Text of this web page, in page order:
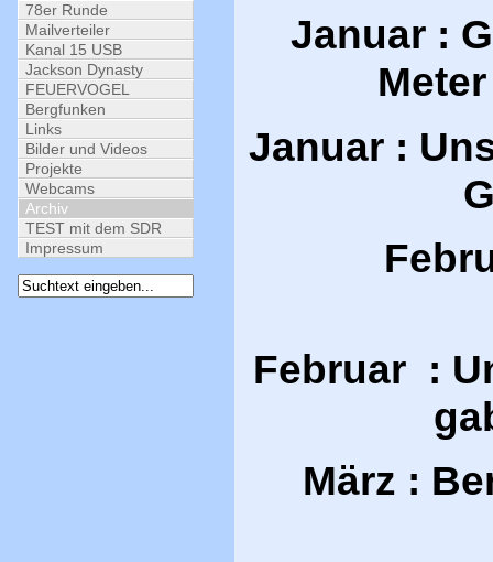
78er Runde
Mailverteiler
Kanal 15 USB
Jackson Dynasty
FEUERVOGEL
Bergfunken
Links
Bilder und Videos
Projekte
Webcams
Archiv
TEST mit dem SDR
Impressum
Januar :
Januar :
Februar :
März :